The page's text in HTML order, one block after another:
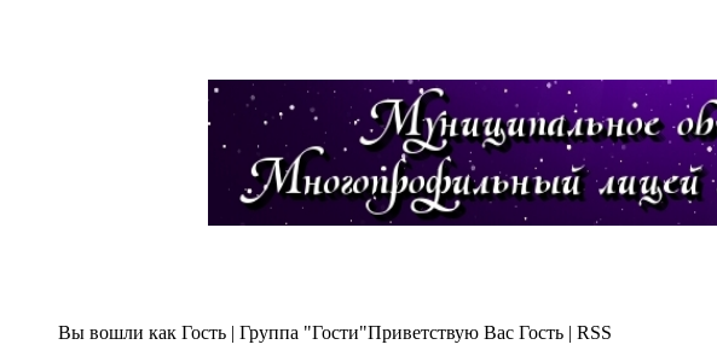
Вы вошли как Гость | Группа "Гости"Приветствую Вас Гость | RSS